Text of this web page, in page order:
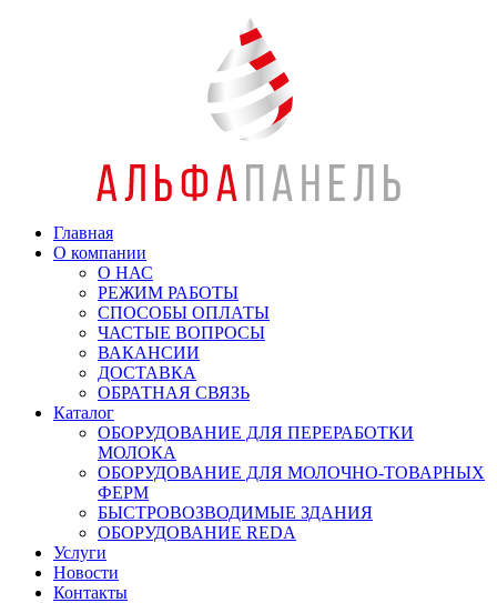
Главная
О компании
О НАС
РЕЖИМ РАБОТЫ
СПОСОБЫ ОПЛАТЫ
ЧАСТЫЕ ВОПРОСЫ
ВАКАНСИИ
ДОСТАВКА
ОБРАТНАЯ СВЯЗЬ
Каталог
ОБОРУДОВАНИЕ ДЛЯ ПЕРЕРАБОТКИ
МОЛОКА
ОБОРУДОВАНИЕ ДЛЯ МОЛОЧНО-ТОВАРНЫХ
ФЕРМ
БЫСТРОВОЗВОДИМЫЕ ЗДАНИЯ
ОБОРУДОВАНИЕ REDA
Услуги
Новости
Контакты